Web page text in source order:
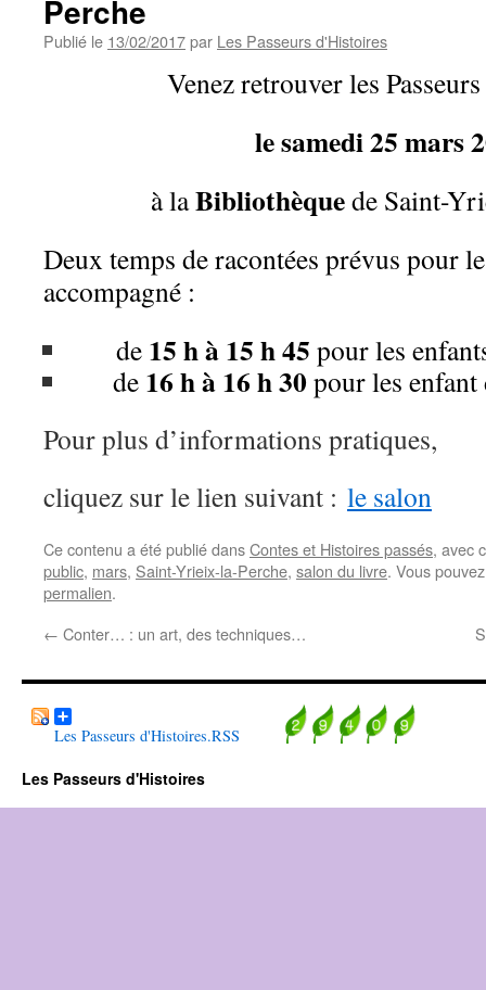
Perche
Publié le 13/02/2017par Les Passeurs d'Histoires
Venez retrouver les
le samedi 25 mars
à laBibliothèquede Saint-
Deux temps de racontées prévus pour
accompagné :
de 15 h à 15 h 45 pour les
de 16 h à 16 h 30pour les enfant
Pour plus d’informations pratiques,
cliquez sur le lien suivant : le salon
Ce contenu a été publié dansContes et Histoires passés, avec
public, mars, Saint-Yrieix-la-Perche, salon du livre. Vous
permalien.
← Conter… : un art, des techniques…
Les Passeurs d'Histoires.RSS
Les Passeurs d'Histoires